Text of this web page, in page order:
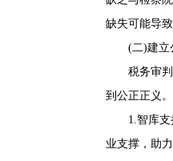
缺失可能导
(二)建立公
税务审判机
到公正正义
1.智库支持
业支撑，助